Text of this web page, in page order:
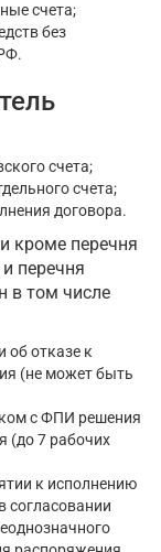
счета;
без
счета;
счета;
договора.
кроме перечня
перечня
в том числе
об отказе к
(не может быть
с ФПИ решения
(до 7 рабочих
к исполнению
согласовании